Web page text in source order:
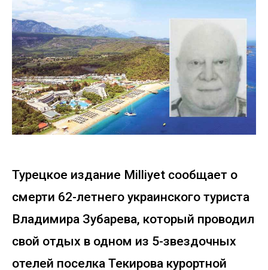
Турецкое издание Milliyet сообщает о
смерти 62-летнего украинского туриста
Владимира Зубарева, который проводил
свой отдых в одном из 5-звездочных
отелей поселка Текирова курортной